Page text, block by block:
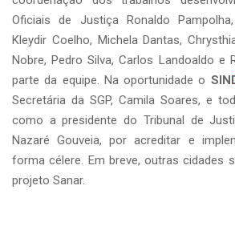
Oficiais de Justiça Ronaldo
Kleydir Coelho, Michela Dantas,
Nobre, Pedro Silva, Carlos Landoaldo e
parte da equipe. Na oportunidade o
Secretária da SGP, Camila Soares, e
como a presidente do Tribunal de
Nazaré Gouveia, por acreditar e
forma célere. Em breve, outras cidades
projeto Sanar.